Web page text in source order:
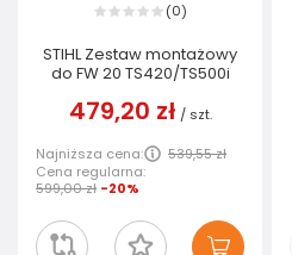
(0)
STIHL Zestaw montażowy
do FW 20 TS420/TS500i
479,20 zł / szt.
Najniższa cena:
539,55 zł
Cena regularna:
599,00 zł -20%